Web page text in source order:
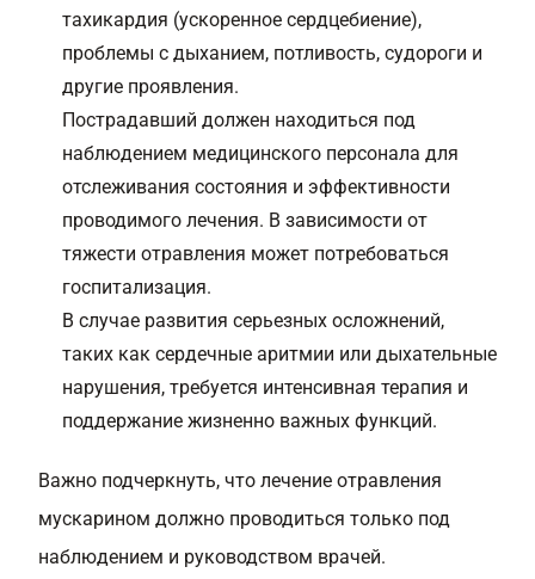
тахикардия (ускоренное сердцебиение),
проблемы с дыханием, потливость, судороги и
другие проявления.
Пострадавший должен находиться под
наблюдением медицинского персонала для
отслеживания состояния и эффективности
проводимого лечения. В зависимости от
тяжести отравления может потребоваться
госпитализация.
В случае развития серьезных осложнений,
таких как сердечные аритмии или дыхательные
нарушения, требуется интенсивная терапия и
поддержание жизненно важных функций.
Важно подчеркнуть, что лечение отравления
мускарином должно проводиться только под
наблюдением и руководством врачей.